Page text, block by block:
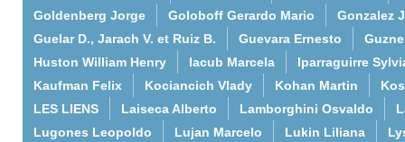
Goldenberg Jorge
Goloboff Gerardo Mario
Gonzalez
Guelar D., Jarach V. et Ruiz B.
Guevara Ernesto
Huston William Henry
Iacub Marcela
Iparraguirre
Kaufman Felix
Kociancich Vlady Kohan Martin
LES LIENS
Laiseca Alberto Lamborghini Osvaldo
Lugones Leopoldo
Lujan Marcelo Lukin Liliana